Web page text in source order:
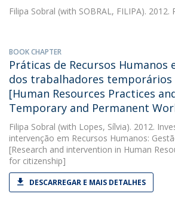
Filipa Sobral (with SOBRAL, FILIPA). 2012.
BOOK CHAPTER
Práticas de Recursos Humanos
dos trabalhadores temporários
[Human Resources Practices
Temporary and Permanent
Filipa Sobral (with Lopes, Sílvia). 2012.
intervenção em Recursos Humanos:
[Research and intervention in Human
for citizenship]
DESCARREGAR E MAIS DETALHES